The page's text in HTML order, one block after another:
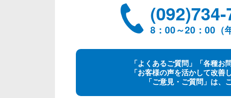
8：00～20：00（
「よくあるご質問」「各種お
「お客様の声を活かして改善
「ご意見・ご質問」は、